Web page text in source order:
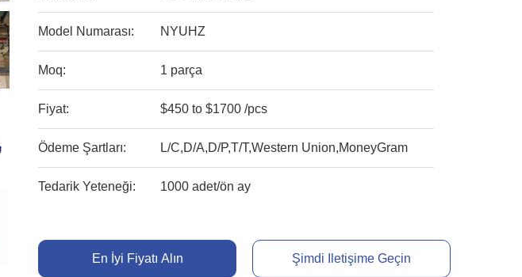
Model Numarası: NYUHZ
Moq: 1 parça
Fiyat: $450 to $1700 /pcs
Ödeme Şartları: L/C,D/A,D/P,T/T,Western Union,MoneyGram
Tedarik Yeteneği: 1000 adet/ön ay
En İyi Fiyatı Alın Şimdi Iletişime Geçin